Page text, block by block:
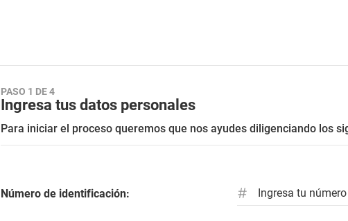
PASO 1 DE 4
Ingresa tus datos personales
Para iniciar el proceso queremos que nos ayudes diligenciando los
Número de identificación: